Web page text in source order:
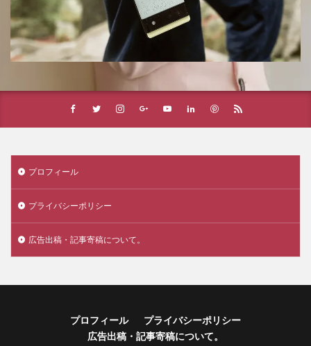
プロフィール
プライバシーポリシー
広告出稿・記事寄稿について。
プロフィール
プライバシーポリシー
広告出稿・記事寄稿について。